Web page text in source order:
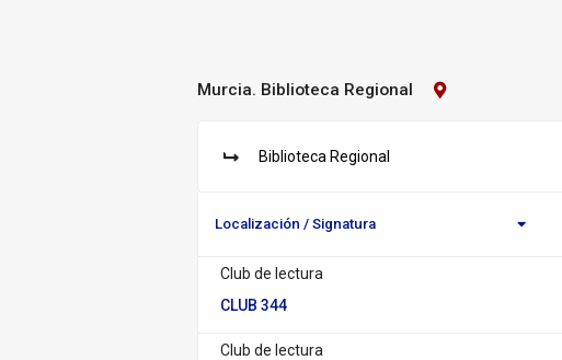
Biblioteca:
Murcia. Biblioteca Regional
Contacto
u
s
a
Biblioteca Regional
Localización / Signatura
Club de lectura
CLUB 344
Club de lectura